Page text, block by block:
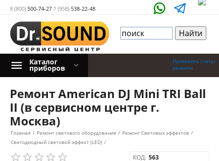
8 (800) 500-74-27 7 (958) 538-22-48
Проверить статус
ремонта
Каталог
приборов
Ремонт American DJ Mini TRI Ball
II (в сервисном центре г.
Москва)
Главная / Ремонт светового оборудования / Ремонт Световых эффектов /
Светодиодный световой эффект (LED) /
КОД: 563